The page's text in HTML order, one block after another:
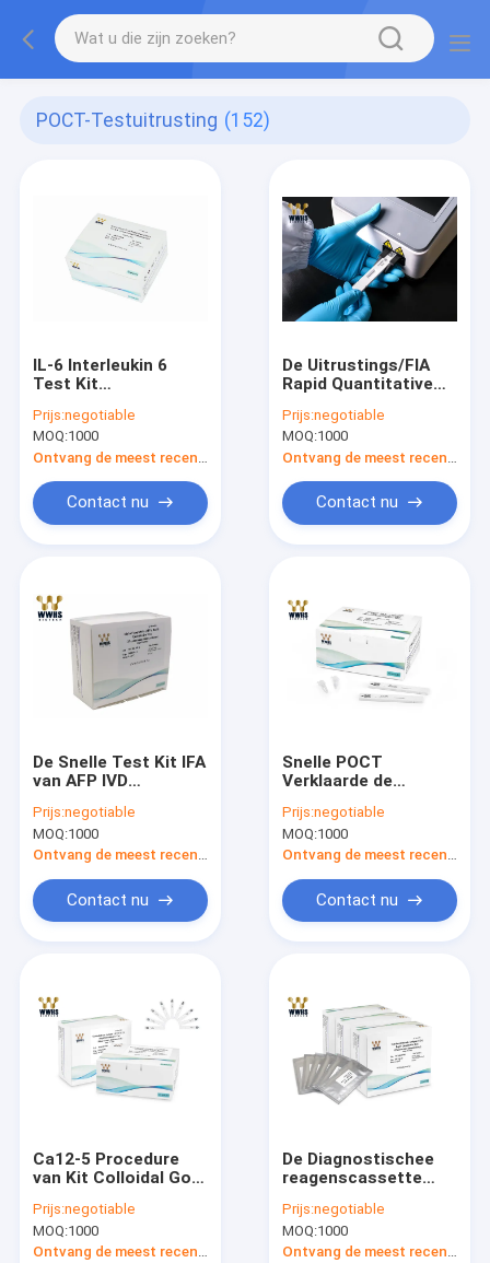
POCT-Testuitrusting (152)
IL-6 Interleukin 6
Test Kit
Detection 800
Tests/uur 25
Testpakket
Prijs:negotiable
MOQ:1000
Contact nu
De Uitrustings/FIA
Rapid Quantitative
Analyse van de
T3poct Test
Prijs:negotiable
MOQ:1000
Contact nu
De Snelle Test Kit IFA
van AFP IVD
Gouden
Reagenscassette
voor Tumortellers
Prijs:negotiable
MOQ:1000
Contact nu
Snelle POCT
Verklaarde de
35000pg/ml
ISO13485 van NT -
NT-proBNP
Prijs:negotiable
MOQ:1000
Contact nu
Ca12-5 Procedure
van Kit Colloidal Gold
antigeentest de
Kenmerkende
Eenvoudige
Prijs:negotiable
MOQ:1000
Ontvang de meest recente Prijs
De Diagnostischee
reagenscassette
Rapid Quantitative
Test POCT
Prijs:negotiable
MOQ:1000
Ontvang de meest recente Prijs